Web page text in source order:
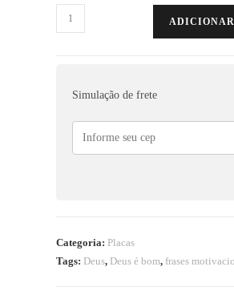
Simulação de frete
Categoria: Placas
Tags: Deus, Deus é bom, frases